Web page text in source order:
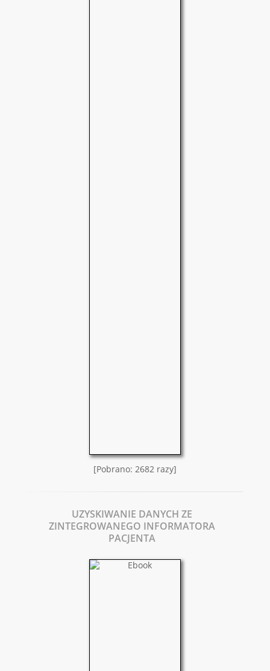
[Pobrano: 2682 razy]
UZYSKIWANIE DANYCH ZE
ZINTEGROWANEGO INFORMATORA
PACJENTA